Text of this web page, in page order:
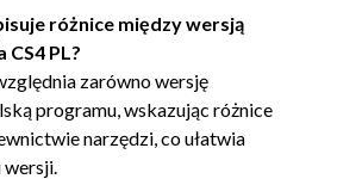
(Tekst) (100)
i Preset Manager (Menedżer
(101)
i używanie ustawień
(102)
różnice między wersją
CS4 PL?
zarówno wersję
programu, wskazując różnice
narzędzi, co ułatwia